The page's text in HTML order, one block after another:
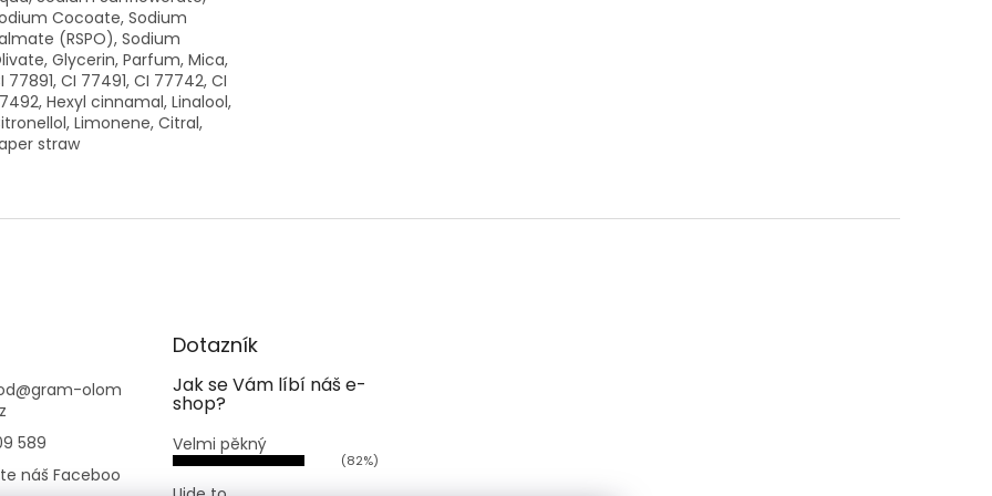
Cocoate, Sodium
(RSPO), Sodium
Glycerin, Parfum, Mica,
77891, CI 77491, CI 77742, CI
Hexyl cinnamal, Linalool,
Limonene, Citral,
straw
@gram-olom
589
náš Faceboo
Dotazník
Jak se Vám líbí náš e-
shop?
Velmi pěkný
(82%)